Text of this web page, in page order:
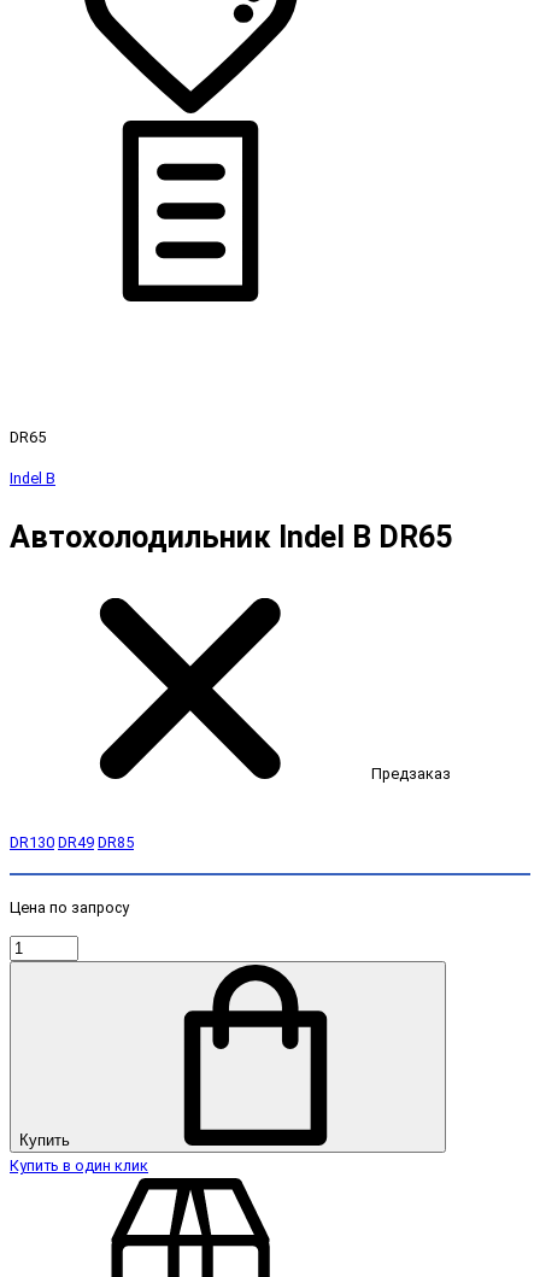
DR65
Indel B
Автохолодильник Indel B DR65
Предзаказ
DR130 DR49 DR85
Цена по запросу
Купить
Купить в один клик